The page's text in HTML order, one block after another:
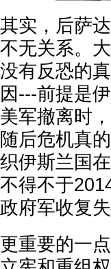
其实，后萨
不无关系。
没有反恐的
因---前提是
美军撤离时
随后危机真
织伊斯兰国
不得不于
政府军收复失
更重要的一